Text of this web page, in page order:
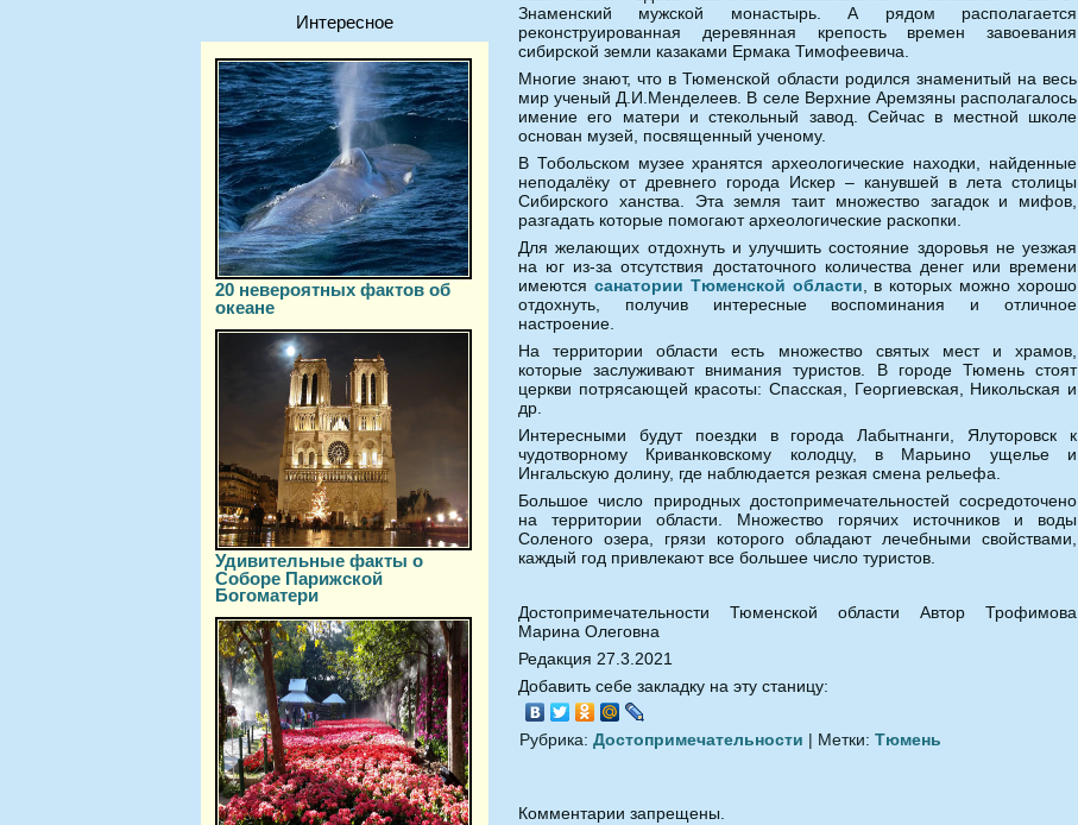
Интересное
20 невероятных фактов об
океане
Удивительные факты о
Соборе Парижской
Богоматери
Знаменский мужской монастырь. А рядом располагается
реконструированная деревянная крепость времен завоевания
сибирской земли казаками Ермака Тимофеевича.
Многие знают, что в Тюменской области родился знаменитый на весь
мир ученый Д.И.Менделеев. В селе Верхние Аремзяны располагалось
имение его матери и стекольный завод. Сейчас в местной школе
основан музей, посвященный ученому.
В Тобольском музее хранятся археологические находки, найденные
неподалёку от древнего города Искер – канувшей в лета столицы
Сибирского ханства. Эта земля таит множество загадок и мифов,
разгадать которые помогают археологические раскопки.
Для желающих отдохнуть и улучшить состояние здоровья не уезжая
на юг из-за отсутствия достаточного количества денег или времени
имеются санатории Тюменской области , в которых можно хорошо
отдохнуть, получив интересные воспоминания и отличное
настроение.
На территории области есть множество святых мест и храмов,
которые заслуживают внимания туристов. В городе Тюмень стоят
церкви потрясающей красоты: Спасская, Георгиевская, Никольская и
др.
Интересными будут поездки в города Лабытнанги, Ялуторовск к
чудотворному Криванковскому колодцу, в Марьино ущелье и
Ингальскую долину, где наблюдается резкая смена рельефа.
Большое число природных достопримечательностей сосредоточено
на территории области. Множество горячих источников и воды
Соленого озера, грязи которого обладают лечебными свойствами,
каждый год привлекают все большее число туристов.
Достопримечательности Тюменской области Автор Трофимова
Марина Олеговна
Редакция 27.3.2021
Добавить себе закладку на эту станицу:
Рубрика: Достопримечательности | Метки: Тюмень
Комментарии запрещены.